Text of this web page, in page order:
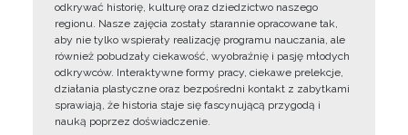
odkrywać historię, kulturę oraz dziedzictwo naszego
regionu. Nasze zajęcia zostały starannie opracowane tak,
aby nie tylko wspierały realizację programu nauczania, ale
również pobudzały ciekawość, wyobraźnię i pasję młodych
odkrywców. Interaktywne formy pracy, ciekawe prelekcje,
działania plastyczne oraz bezpośredni kontakt z zabytkami
sprawiają, że historia staje się fascynującą przygodą i
nauką poprzez doświadczenie.